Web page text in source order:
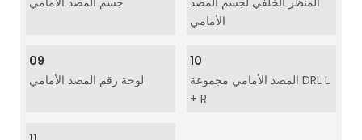
الأمامي
09
لوحة رقم المصد الأمامي
10
المصد الأمامي مجموعة DRL L
+ R